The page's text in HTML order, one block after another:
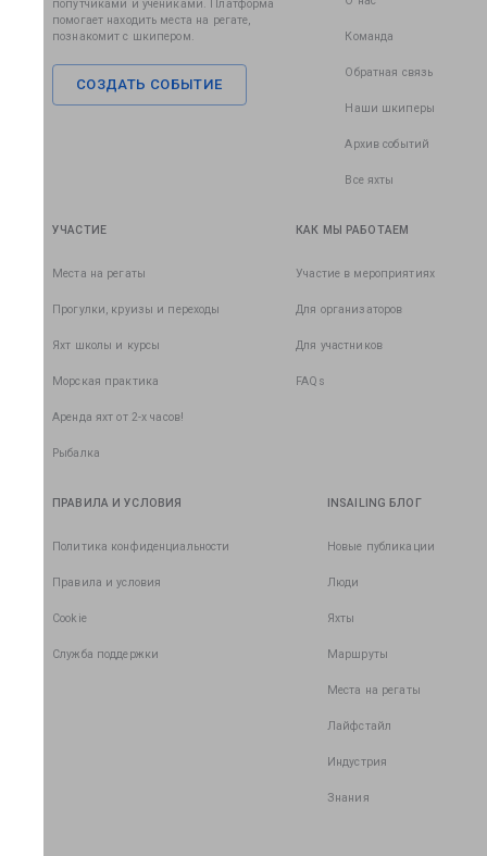
попутчиками и учениками. Платформа
помогает находить места на регате,
познакомит с шкипером.
СОЗДАТЬ СОБЫТИЕ
Команда
Обратная связь
Наши шкиперы
Архив событий
Все яхты
УЧАСТИЕ
Места на регаты
Прогулки, круизы и переходы
Яхт школы и курсы
Морская практика
Аренда яхт от 2-х часов!
Рыбалка
КАК МЫ РАБОТАЕМ
Участие в мероприятиях
Для организаторов
Для участников
FAQs
ПРАВИЛА И УСЛОВИЯ
Политика конфиденциальности
Правила и условия
Cookie
Служба поддержки
INSAILING БЛОГ
Новые публикации
Люди
Яхты
Маршруты
Места на регаты
Лайфстайл
Индустрия
Знания